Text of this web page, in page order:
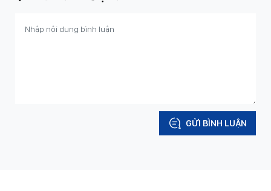
GỬI BÌNH LUẬN